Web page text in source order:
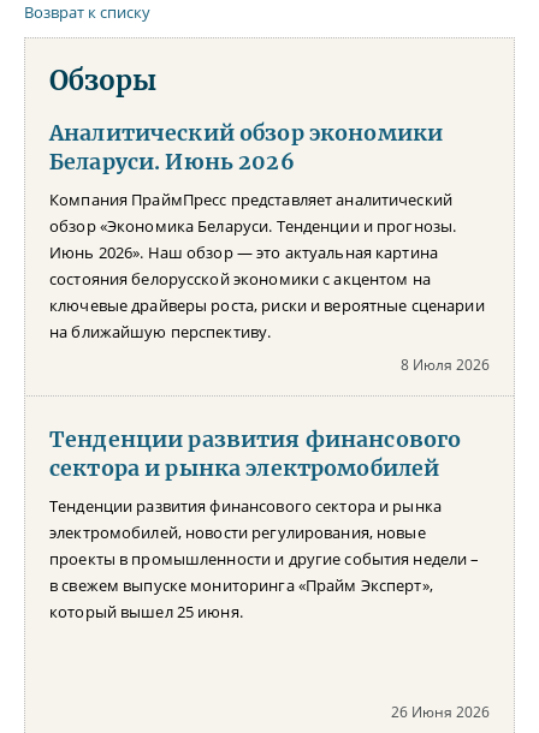
Возврат к списку
Обзоры
Аналитический обзор экономики
Беларуси. Июнь 2026
Компания ПраймПресс представляет аналитический
обзор «Экономика Беларуси. Тенденции и прогнозы.
Июнь 2026». Наш обзор — это актуальная картина
состояния белорусской экономики с акцентом на
ключевые драйверы роста, риски и вероятные сценарии
на ближайшую перспективу.
8 Июля 2026
Тенденции развития финансового
сектора и рынка электромобилей
Тенденции развития финансового сектора и рынка
электромобилей, новости регулирования, новые
проекты в промышленности и другие события недели –
в свежем выпуске мониторинга «Прайм Эксперт»,
который вышел 25 июня.
26 Июня 2026